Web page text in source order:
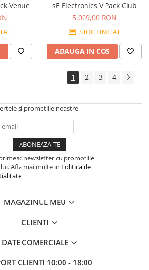
pentru copii
DAW
cabluri Y
Venue
sE Electronics V Pack Club
5.009,00 RON
STOC LIMITAT
ADAUGA IN COS
1 2 3 4
si promotiile noastre
newsletter cu promotiile
Afla mai multe in Politica de
MAGAZINUL MEU
CLIENTI
DATE COMERCIALE
CLIENTI 10:00 - 18:00